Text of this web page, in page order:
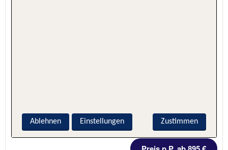
5 Nächte, Hotel + Flug
Zustimmen
Ablehnen Einstellungen